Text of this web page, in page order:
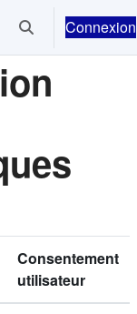
Activer/Connexion
Consentement
utilisateur